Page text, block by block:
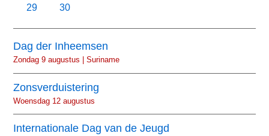
29
30
Dag der Inheemsen
Zondag 9 augustus | Suriname
Zonsverduistering
Woensdag 12 augustus
Internationale Dag van de Jeugd